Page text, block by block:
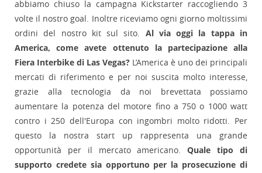
abbiamo chiuso la campagna Kickstarter raccogliendo 3
volte il nostro goal. Inoltre riceviamo ogni giorno moltissimi
ordini del nostro kit sul sito. Al via oggi la tappa in
America, come avete ottenuto la partecipazione alla
Fiera Interbike di Las Vegas? L’America è uno dei principali
mercati di riferimento e per noi suscita molto interesse,
grazie alla tecnologia da noi brevettata possiamo
aumentare la potenza del motore fino a 750 o 1000 watt
contro i 250 dell'Europa con ingombri molto ridotti. Per
questo la nostra start up rappresenta una grande
opportunità per il mercato americano.Quale tipo di
supporto credete sia opportuno per la prosecuzione di